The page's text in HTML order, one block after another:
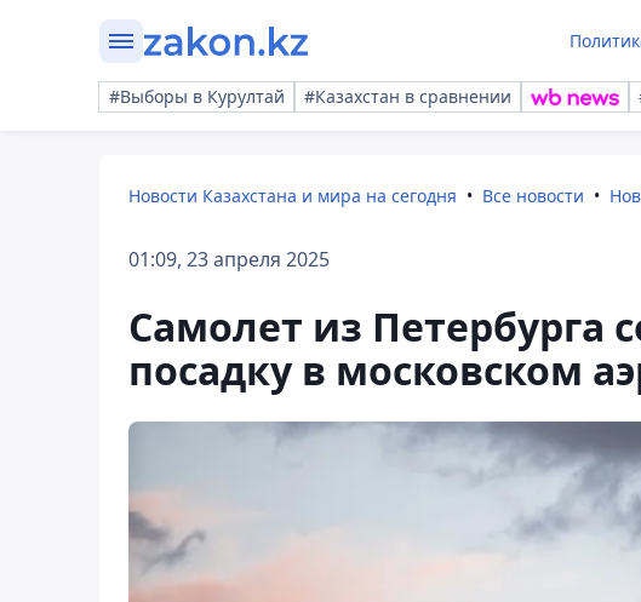
#Выборы в Курултай #Казахстан в сравнении
Новости Казахстана и мира на сегодня Все новости
01:09, 23 апреля 2025
Самолет из Петербурга
посадку в московском